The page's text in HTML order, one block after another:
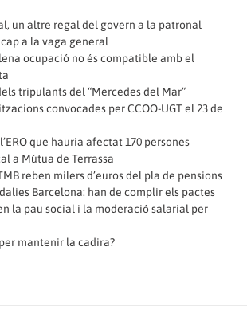
un altre regal del govern a la patronal
a la vaga general
ocupació no és compatible amb el
tripulants del “Mercedes del Mar”
convocades per CCOO-UGT el 23 de
que hauria afectat 170 persones
a Mútua de Terrassa
reben milers d’euros del pla de pensions
Barcelona: han de complir els pactes
la pau social i la moderació salarial per
mantenir la cadira?